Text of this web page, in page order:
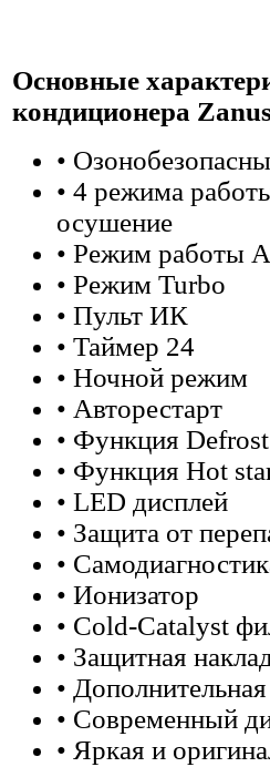
Основные
кондиционера
•
• 4 режима
осушение
• Режим работы
• Режим Turbo
• Пульт ИК
• Таймер 24
• Ночной режим
• Авторестарт
• Функция Defrost
• Функция Hot
• LED дисплей
• Защита от
•
• Ионизатор
• Cold-Catalyst
• Защитная
•
• Современный
• Яркая и